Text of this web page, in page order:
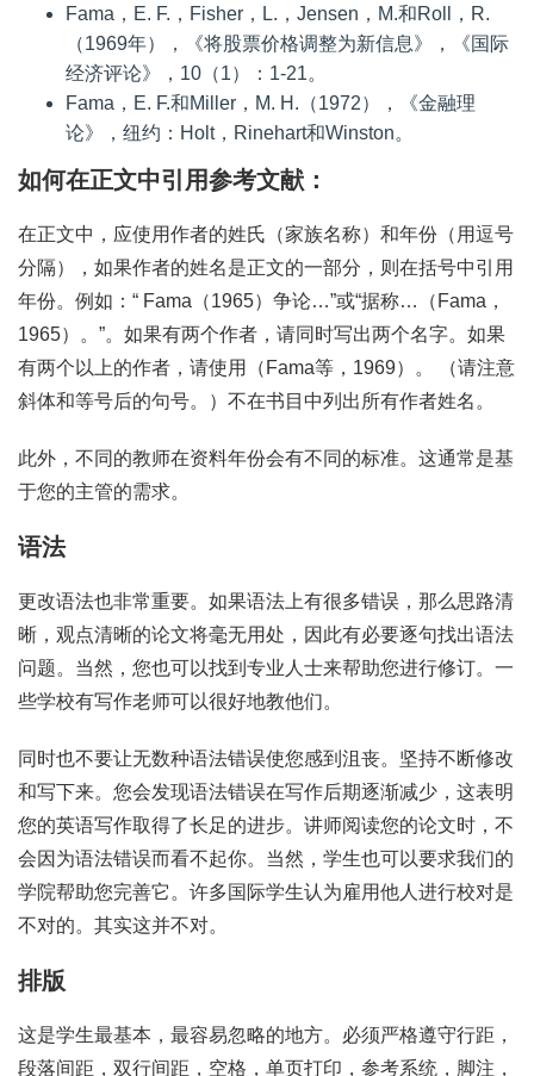
Fama，E. F.，Fisher，L.，Jensen，M.和Roll，R.
（1969年），《将股票价格调整为新信息》，《国际
经济评论》，10（1）：1-21。
Fama，E. F.和Miller，M. H.（1972），《金融理
论》，纽约：Holt，Rinehart和Winston。
如何在正文中引用参考文献：
在正文中，应使用作者的姓氏（家族名称）和年份（用逗号
分隔），如果作者的姓名是正文的一部分，则在括号中引用
年份。例如：“ Fama（1965）争论…”或“据称…（Fama，
1965）。”。如果有两个作者，请同时写出两个名字。如果
有两个以上的作者，请使用（Fama等，1969）。 （请注意
斜体和等号后的句号。）不在书目中列出所有作者姓名。
此外，不同的教师在资料年份会有不同的标准。这通常是基
于您的主管的需求。
语法
更改语法也非常重要。如果语法上有很多错误，那么思路清
晰，观点清晰的论文将毫无用处，因此有必要逐句找出语法
问题。当然，您也可以找到专业人士来帮助您进行修订。一
些学校有写作老师可以很好地教他们。
同时也不要让无数种语法错误使您感到沮丧。坚持不断修改
和写下来。您会发现语法错误在写作后期逐渐减少，这表明
您的英语写作取得了长足的进步。讲师阅读您的论文时，不
会因为语法错误而看不起你。当然，学生也可以要求我们的
学院帮助您完善它。许多国际学生认为雇用他人进行校对是
不对的。其实这并不对。
排版
这是学生最基本，最容易忽略的地方。必须严格遵守行距，
段落间距，双行间距，空格，单页打印，参考系统，脚注，